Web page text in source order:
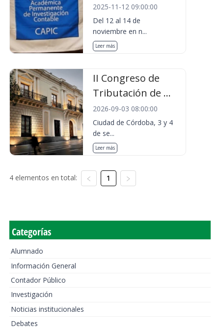
2025-11-12 09:00:00
Del 12 al 14 de
noviembre en n...
Leer más
II Congreso de
Tributación de ...
2026-09-03 08:00:00
Ciudad de Córdoba, 3 y 4
de se...
Leer más
4 elementos en total: 1
Categorías
Alumnado
Información General
Contador Público
Investigación
Noticias institucionales
Debates